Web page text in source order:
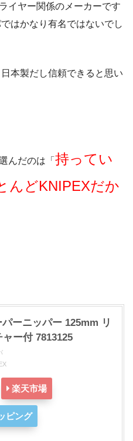
イヤー関係のメーカーです
はかなり有名ではないでし
本製だし信頼できると思い
んだのは「 持ってい
んどKNIPEXだか
ーニッパー 125mm リ
ー付 7813125
楽天市場
ピング